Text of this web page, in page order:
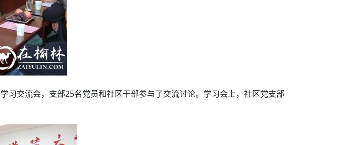
交流会，支部25名党员和社区干部参与了交流讨论。学习会上，社区党支部